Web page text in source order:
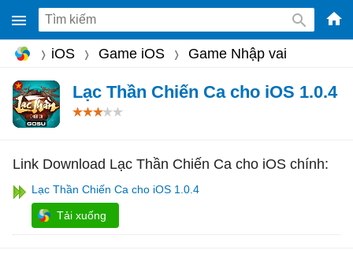
-
iOS Game iOS Game Nhập vai
Lạc Thần Chiến Ca cho iOS 1.0.4
Link Download Lạc Thần Chiến Ca cho iOS chính:
Lạc Thần Chiến Ca cho iOS 1.0.4
Tải xuống